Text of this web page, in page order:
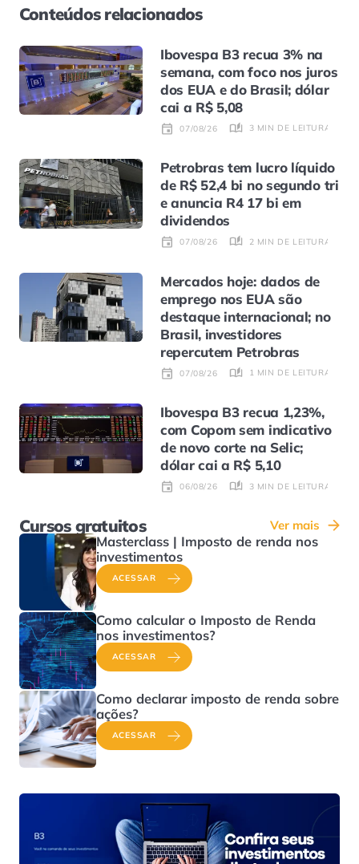
Conteúdos relacionados
Ibovespa B3 recua 3% na
semana, com foco nos juros
dos EUA e do Brasil; dólar
cai a R$ 5,08
07/08/26 3 MIN DE LEITURA
Petrobras tem lucro líquido
de R$ 52,4 bi no segundo tri
e anuncia R4 17 bi em
dividendos
07/08/26 2 MIN DE LEITURA
Mercados hoje: dados de
emprego nos EUA são
destaque internacional; no
Brasil, investidores
repercutem Petrobras
07/08/26 1 MIN DE LEITURA
Ibovespa B3 recua 1,23%,
com Copom sem indicativo
de novo corte na Selic;
dólar cai a R$ 5,10
06/08/26 3 MIN DE LEITURA
Cursos gratuitos Ver mais
Masterclass | Imposto de renda nos
investimentos
ACESSAR
Como calcular o Imposto de Renda
nos investimentos?
ACESSAR
Como declarar imposto de renda sobre
ações?
ACESSAR